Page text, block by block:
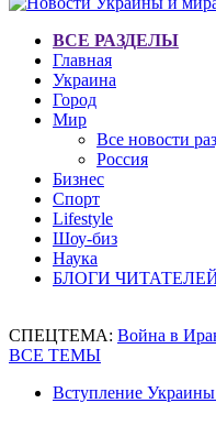
ВСЕ РАЗДЕЛЫ
Главная
Украина
Город
Мир
Все новости
Россия
Бизнес
Спорт
Lifestyle
Шоу-биз
Наука
БЛОГИ
СПЕЦТЕМА: Война в
ВСЕ ТЕМЫ
Вступление